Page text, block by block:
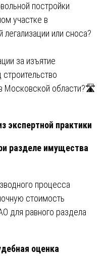
постройки
участке в
или сноса?
за изъятие
Московской области?🛣️
экспертной практики
разделе имущества
процесса
стоимость
для равного раздела
оценка